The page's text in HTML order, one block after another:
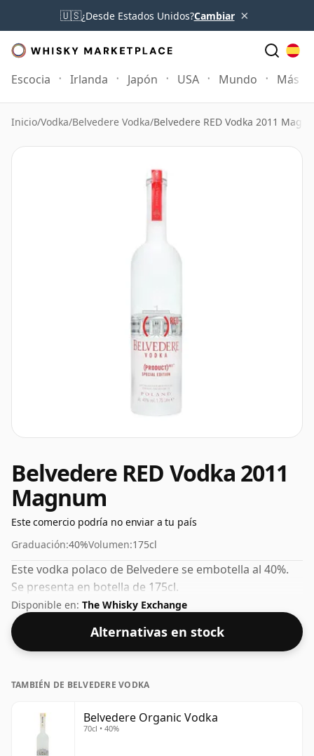
🇺🇸¿Desde Estados Unidos?Cambiar ×
Escocia Irlanda Japón USA Mundo Más
Inicio/Vodka/Belvedere Vodka/Belvedere RED Vodka 2011
Belvedere RED Vodka 2011
Magnum
Este comercio podría no enviar a tu país
Graduación:40%Volumen:175cl
Este vodka polaco de Belvedere se embotella al 40%.
Se presenta en botella de 175cl.
Disponible en: The Whisky Exchange
Alternativas en stock
TAMBIÉN DE BELVEDERE VODKA
Belvedere Organic Vodka
70cl • 40%